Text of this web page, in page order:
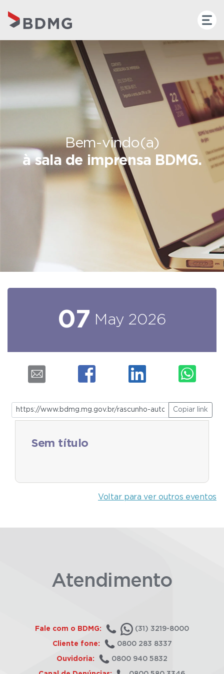
Bem-vindo(a)
à sala de imprensa BDMG.
07 May 2026
Copiar link
Sem título
Voltar para ver outros eventos
Atendimento
Fale com o BDMG: (31) 3219-8000
Cliente fone: 0800 283 8337
Ouvidoria: 0800 940 5832